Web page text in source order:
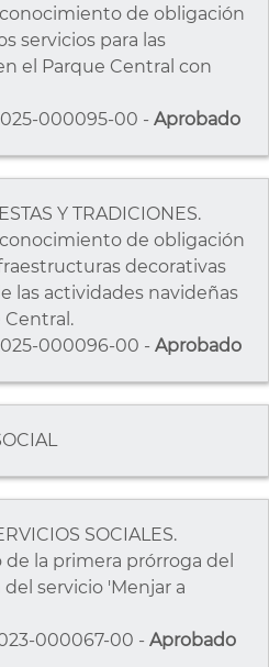
de obligación
servicios para las
el Parque Central con
000095-00 - Aprobado
Y TRADICIONES.
de obligación
decorativas
las actividades navideñas
Central.
000096-00 - Aprobado
SOCIALES.
la primera prórroga del
servicio 'Menjar a
000067-00 - Aprobado